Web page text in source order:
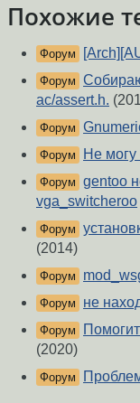
Похожие
Форум
Форум
ac/assert.h.
Форум
Форум Не могу
Форум gentoo
vga_switcheroo
Форум
(2014)
Форум
Форум не
Форум
(2020)
Форум